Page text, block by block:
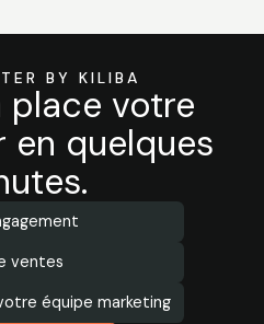
BY KILIBA
place votre
en quelques
ventes
équipe marketing